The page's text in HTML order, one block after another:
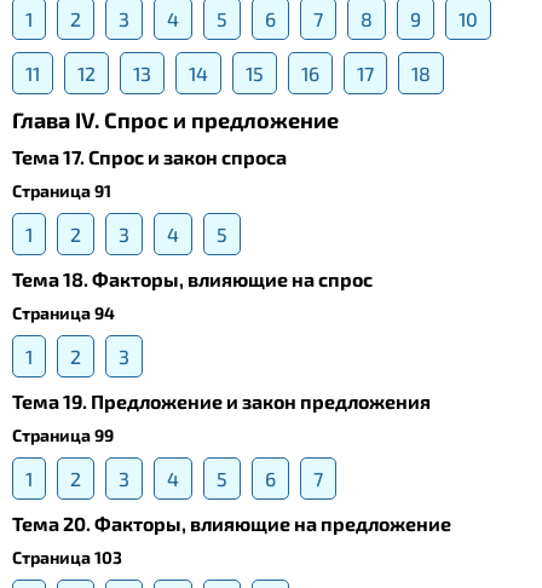
1 2 3 4 5 6 7 8 9 10
11 12 13 14 15 16 17 18
Глава IV. Спрос и предложение
Тема 17. Спрос и закон спроса
Страница 91
1 2 3 4
5
Тема 18. Факторы, влияющие на спрос
Страница 94
1 2
3
Тема 19. Предложение и закон предложения
Страница 99
1 2 3 4 5 6
7
Тема 20. Факторы, влияющие на предложение
Страница 103